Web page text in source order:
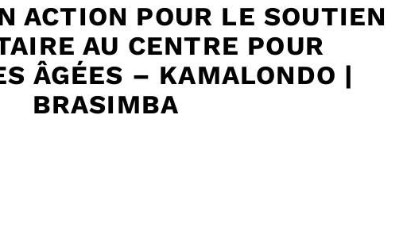
ACTION POUR LE SOUTIEN
AU CENTRE POUR
ÂGÉES – KAMALONDO |
BRASIMBA